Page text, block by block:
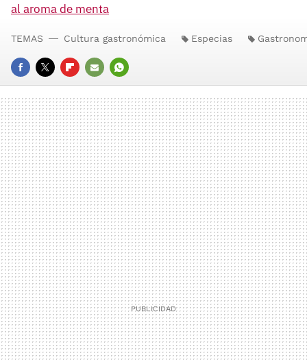
al aroma de menta
FACEBOOK
TWITTERFLIPBOARD
E-
MAIL
WHATSAPP
TEMAS Cultura gastronómica Especias